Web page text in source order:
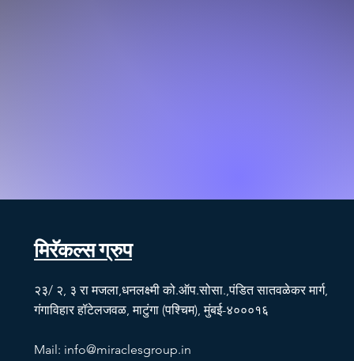
मिरॅकल्स ग्रुप
२३/ २, ३ रा मजला,धनलक्ष्मी को.ऑप.सोसा.,पंडित सातवळेकर मार्ग,
गंगाविहार हॉटेलजवळ, माटुंगा (पश्चिम), मुंबई-४०००१६
Mail: info@miraclesgroup.in